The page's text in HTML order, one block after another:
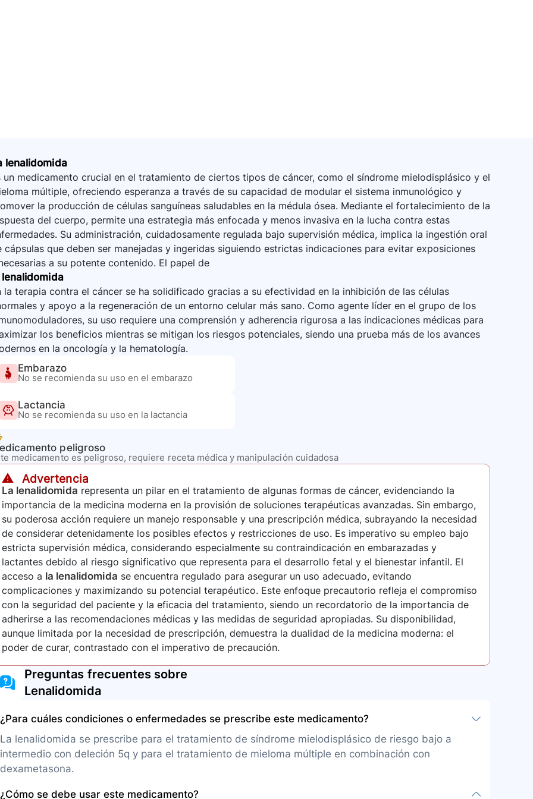
lenalidomida
un medicamento crucial en el tratamiento de ciertos tipos de cáncer, como el síndrome mielodisplásico y el
múltiple, ofreciendo esperanza a través de su capacidad de modular el sistema inmunológico y
la producción de células sanguíneas saludables en la médula ósea. Mediante el fortalecimiento de la
del cuerpo, permite una estrategia más enfocada y menos invasiva en la lucha contra estas
Su administración, cuidadosamente regulada bajo supervisión médica, implica la ingestión oral
cápsulas que deben ser manejadas y ingeridas siguiendo estrictas indicaciones para evitar exposiciones
a su potente contenido. El papel de
la terapia contra el cáncer se ha solidificado gracias a su efectividad en la inhibición de las células
y apoyo a la regeneración de un entorno celular más sano. Como agente líder en el grupo de los
su uso requiere una comprensión y adherencia rigurosa a las indicaciones médicas para
los beneficios mientras se mitigan los riesgos potenciales, siendo una prueba más de los avances
en la oncología y la hematología.
Embarazo
No se recomienda su uso en el embarazo
Lactancia
No se recomienda su uso en la lactancia
peligroso
medicamento es peligroso, requiere receta médica y manipulación cuidadosa
⚠️ Advertencia
La lenalidomida representa un pilar en el tratamiento de algunas formas de cáncer, evidenciando la
importancia de la medicina moderna en la provisión de soluciones terapéuticas avanzadas. Sin embargo,
su poderosa acción requiere un manejo responsable y una prescripción médica, subrayando la necesidad
de considerar detenidamente los posibles efectos y restricciones de uso. Es imperativo su empleo bajo
estricta supervisión médica, considerando especialmente su contraindicación en embarazadas y
lactantes debido al riesgo significativo que representa para el desarrollo fetal y el bienestar infantil. El
acceso a la lenalidomida se encuentra regulado para asegurar un uso adecuado, evitando
complicaciones y maximizando su potencial terapéutico. Este enfoque precautorio refleja el compromiso
con la seguridad del paciente y la eficacia del tratamiento, siendo un recordatorio de la importancia de
adherirse a las recomendaciones médicas y las medidas de seguridad apropiadas. Su disponibilidad,
aunque limitada por la necesidad de prescripción, demuestra la dualidad de la medicina moderna: el
poder de curar, contrastado con el imperativo de precaución.
Preguntas frecuentes sobre
Lenalidomida
¿Para cuáles condiciones o enfermedades se prescribe este medicamento?
La lenalidomida se prescribe para el tratamiento de síndrome mielodisplásico de riesgo bajo a
intermedio con deleción 5q y para el tratamiento de mieloma múltiple en combinación con
dexametasona.
¿Cómo se debe usar este medicamento?